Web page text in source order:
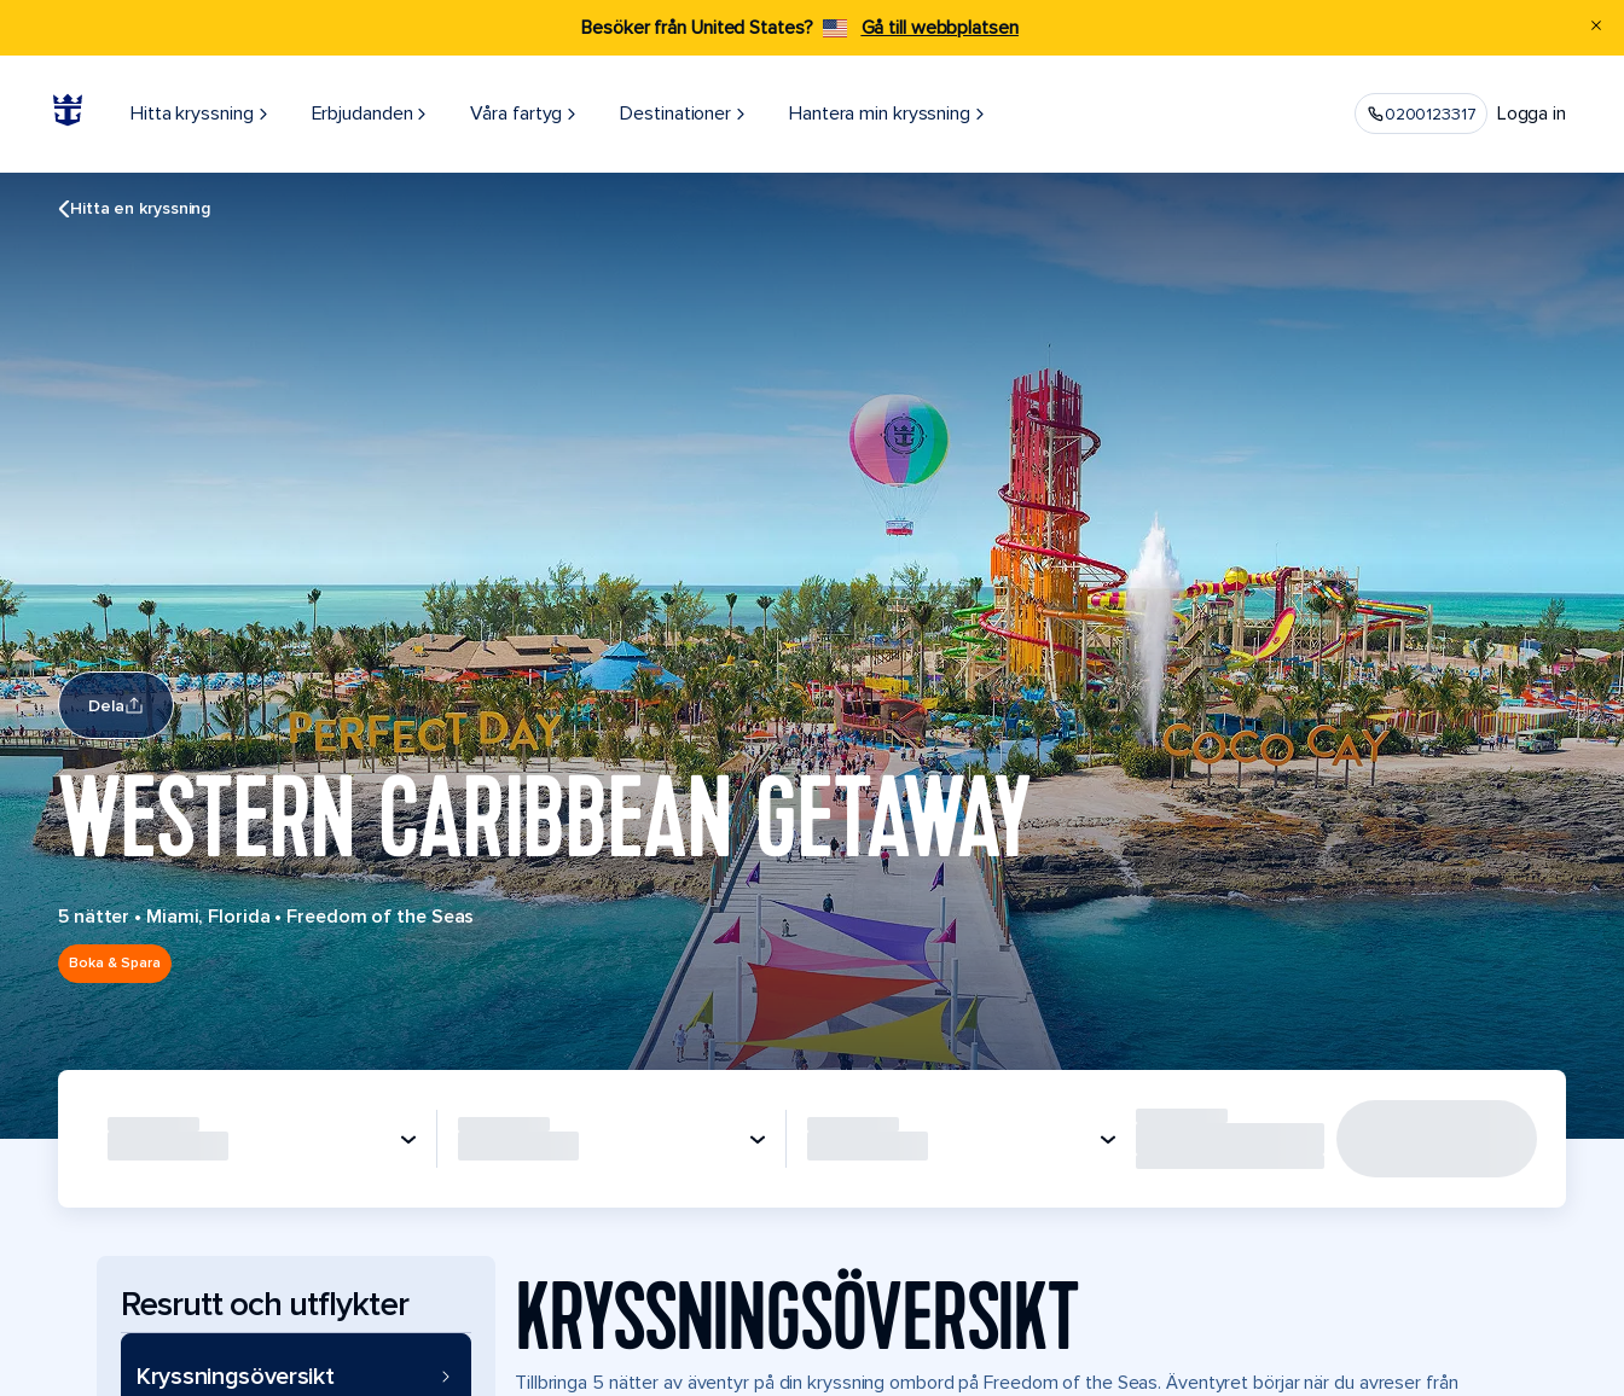
Besöker från United States? Gå till webbplatsen
Hitta kryssning Erbjudanden Våra fartyg Destinationer Hantera min kryssning 0200123317 Logga in
Hitta en kryssning
Dela
WESTERN CARIBBEAN GETAWAY
5 nätter•Miami, Florida•Freedom of the Seas
Boka & Spara
Resrutt och utflykter
Kryssningsöversikt KRYSSNINGSÖVERSIKT
Tillbringa 5 nätter av äventyr på din kryssning ombord på Freedom of the Seas. Äventyret börjar när du avreser från